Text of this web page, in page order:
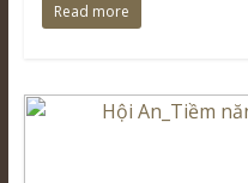
Read more